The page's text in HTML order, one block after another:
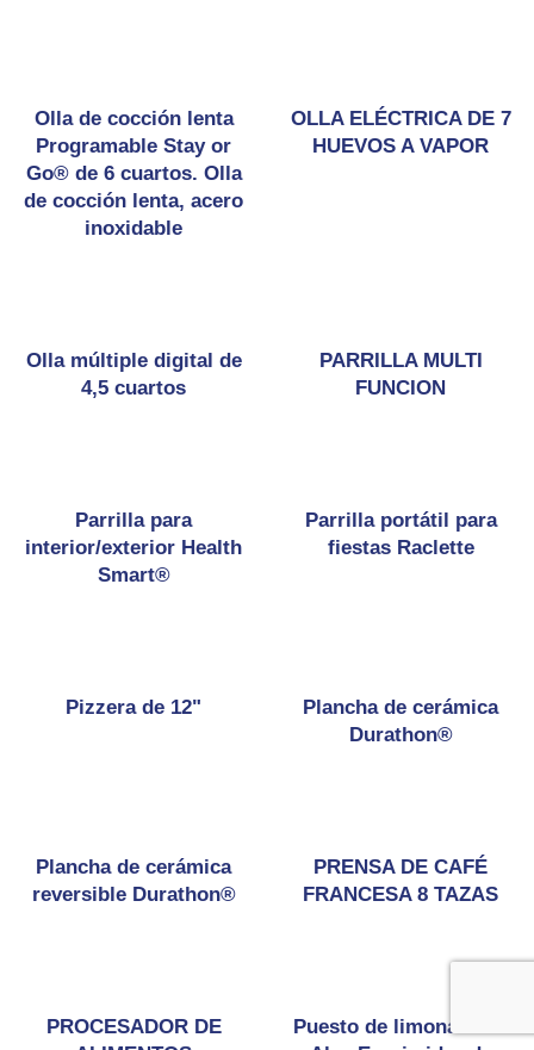
Olla de cocción lenta
Programable Stay or
Go® de 6 cuartos. Olla
de cocción lenta, acero
inoxidable
OLLA ELÉCTRICA DE 7
HUEVOS A VAPOR
Olla múltiple digital de
4,5 cuartos
PARRILLA MULTI
FUNCION
Parrilla para
interior/exterior Health
Smart®
Parrilla portátil para
fiestas Raclette
Pizzera de 12"
Plancha de cerámica
Durathon®
Plancha de cerámica
reversible Durathon®
PRENSA DE CAFÉ
FRANCESA 8 TAZAS
PROCESADOR DE
Puesto de limonada de